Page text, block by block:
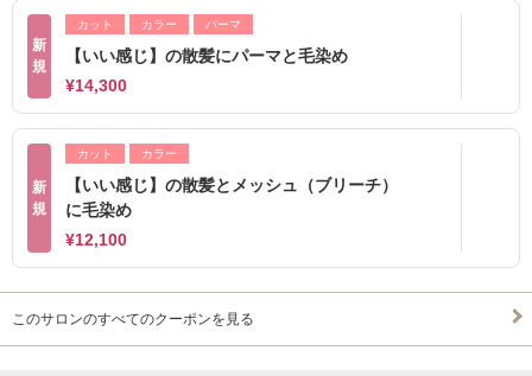
新
規
カット カラー パーマ
【いい感じ】の散髪にパーマと毛染め
¥14,300
新
規
カット カラー
【いい感じ】の散髪とメッシュ（ブリーチ）
に毛染め
¥12,100
このサロンのすべてのクーポンを見る